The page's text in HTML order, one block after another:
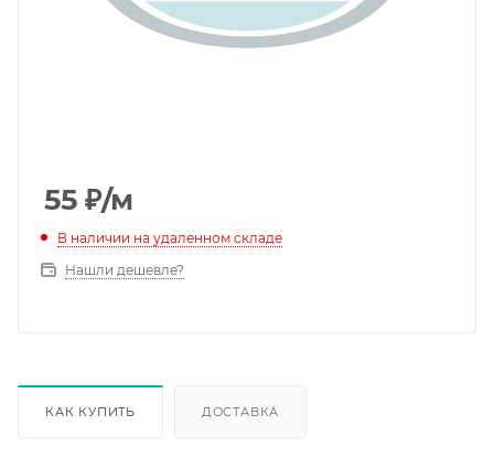
55 ₽/м
В наличии на удаленном складе
Нашли дешевле?
КАК КУПИТЬ ДОСТАВКА